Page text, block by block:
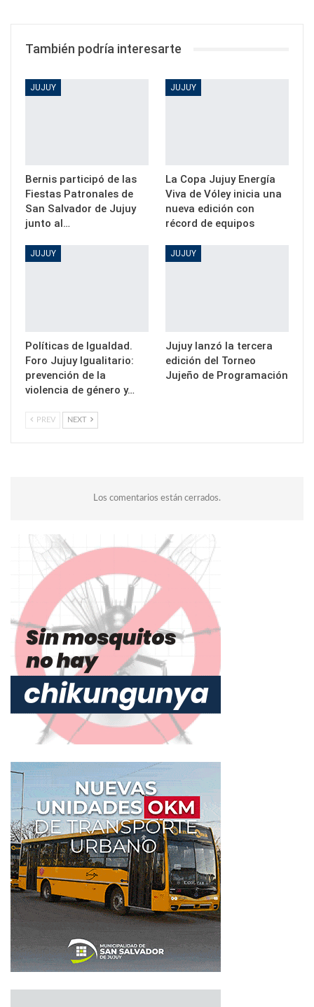
También podría interesarte
JUJUY
Bernis participó de las
Fiestas Patronales de
San Salvador de Jujuy
junto al…
JUJUY
La Copa Jujuy Energía
Viva de Vóley inicia una
nueva edición con
récord de equipos
JUJUY
Políticas de Igualdad.
Foro Jujuy Igualitario:
prevención de la
violencia de género y…
JUJUY
Jujuy lanzó la tercera
edición del Torneo
Jujeño de Programación
PREV NEXT
Los comentarios están cerrados.